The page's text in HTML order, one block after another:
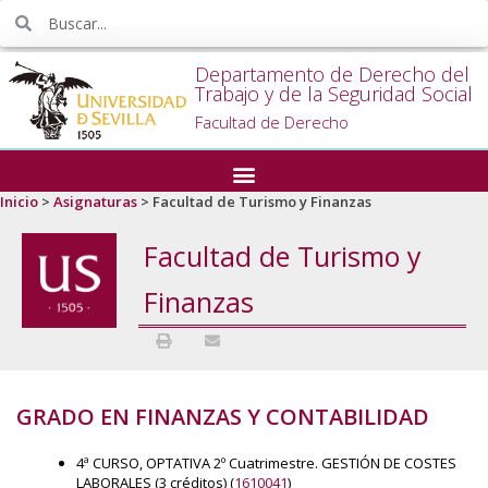
Departamento de Derecho del
Trabajo y de la Seguridad Social
Facultad de Derecho
Inicio > Asignaturas > Facultad de Turismo y Finanzas
Facultad de Turismo y
Finanzas
GRADO EN FINANZAS Y CONTABILIDAD
4ª CURSO, OPTATIVA 2º Cuatrimestre. GESTIÓN DE COSTES
LABORALES (3 créditos) (1610041)